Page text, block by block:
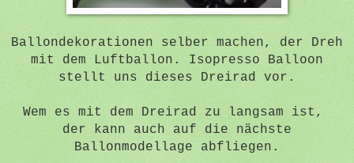
Ballondekorationen selber machen, der Dreh
mit dem Luftballon. Isopresso Balloon
stellt uns dieses Dreirad vor.
Wem es mit dem Dreirad zu langsam ist,
der kann auch auf die nächste
Ballonmodellage abfliegen.